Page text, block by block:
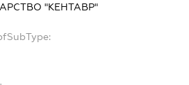
"КЕНТАВР"